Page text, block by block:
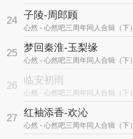
24 子陵-周郎顾
心然 - 心然吧三周年同人合辑（下）
25 梦回秦淮-玉梨缘
心然 - 心然吧三周年同人合辑（下）
26 临安初雨
心然 - 心然吧三周年同人合辑（下）
27 红袖添香-欢沁
心然 - 心然吧三周年同人合辑（下）